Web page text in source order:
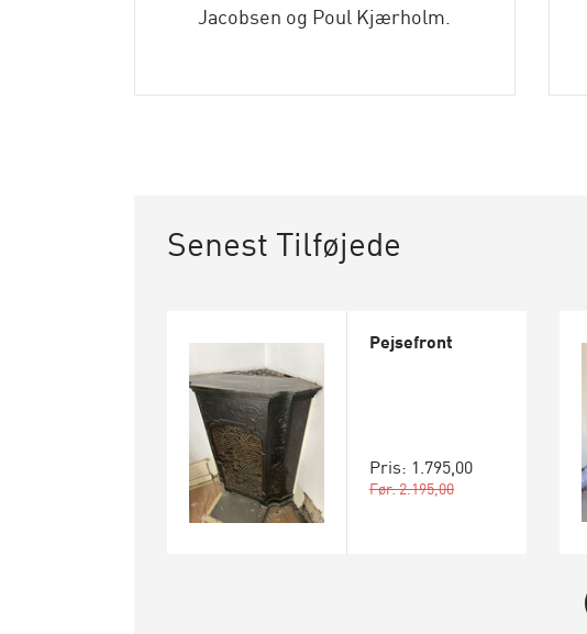
Jacobsen og Poul Kjærholm.
Senest Tilføjede
Pejsefront
Pris: 1.795,00
Før: 2.195,00